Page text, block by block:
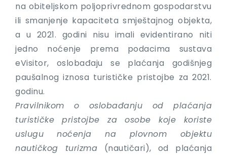
na obiteljskom poljoprivrednom gospodarstvu
ili smanjenje kapaciteta smještajnog objekta,
a u 2021. godini nisu imali evidentirano niti
jedno noćenje prema podacima sustava
eVisitor, oslobađaju se plaćanja godišnjeg
paušalnog iznosa turističke pristojbe za 2021.
godinu.
Pravilnikom o oslobađanju od plaćanja
turističke pristojbe za osobe koje koriste
uslugu noćenja na plovnom objektu
nautičkog turizma (nautičari), od plaćanja